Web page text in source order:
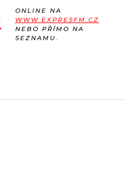
ONLINE NA
WWW.EXPRESFM.CZ
NEBO PŘÍMO NA
SEZNAMU.